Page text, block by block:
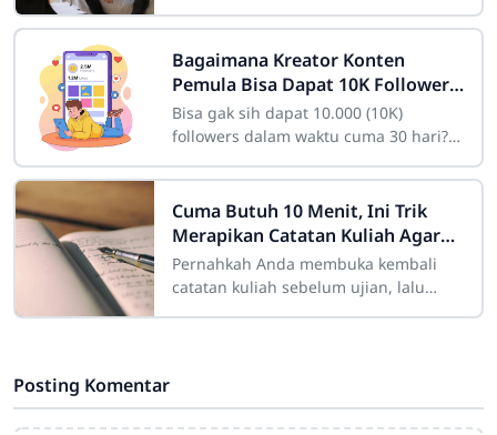
yang menyedihkan, berlindung di
balik kalimat
Bagaimana Kreator Konten
Pemula Bisa Dapat 10K Followers
dalam Sebulan
Bisa gak sih dapat 10.000 (10K)
followers dalam waktu cuma 30 hari?
membuat akun, angka itu mungkin
kelihatan fiktif
Cuma Butuh 10 Menit, Ini Trik
Merapikan Catatan Kuliah Agar
Mudah Diingat
Pernahkah Anda membuka kembali
catatan kuliah sebelum ujian, lalu
Posting Komentar